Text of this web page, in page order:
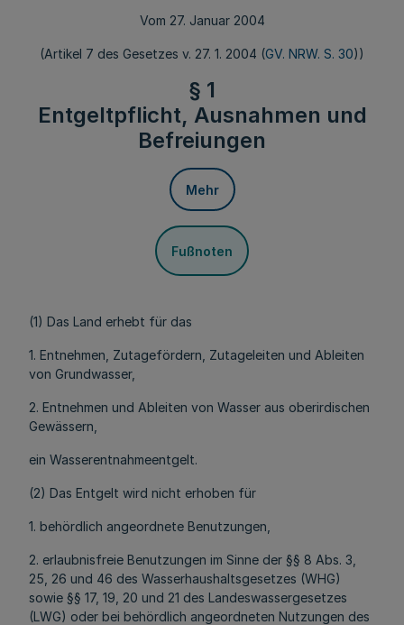
Vom 27. Januar 2004
(Artikel 7 des Gesetzes v. 27. 1. 2004 (GV. NRW. S. 30))
§ 1
Entgeltpflicht, Ausnahmen und
Befreiungen
Mehr
Fußnoten
(1) Das Land erhebt für das
1. Entnehmen, Zutagefördern, Zutageleiten und Ableiten
von Grundwasser,
2. Entnehmen und Ableiten von Wasser aus oberirdischen
Gewässern,
ein Wasserentnahmeentgelt.
(2) Das Entgelt wird nicht erhoben für
1. behördlich angeordnete Benutzungen,
2. erlaubnisfreie Benutzungen im Sinne der §§ 8 Abs. 3,
25, 26 und 46 des Wasserhaushaltsgesetzes (WHG)
sowie §§ 17, 19, 20 und 21 des Landeswassergesetzes
(LWG) oder bei behördlich angeordneten Nutzungen des